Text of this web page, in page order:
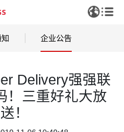
企业公告
Delivery强强联
！三重好礼大放
送！